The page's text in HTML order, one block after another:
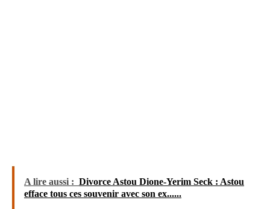
A lire aussi : Divorce Astou Dione-Yerim Seck : Astou
efface tous ces souvenir avec son ex......